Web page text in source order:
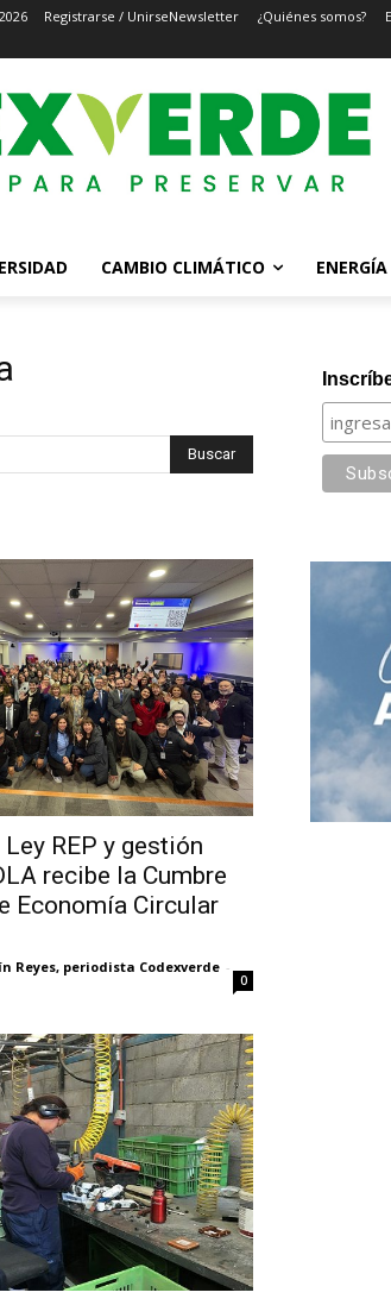
Registrarse / UnirseNewsletter ¿Quiénes somos?
CAMBIO CLIMÁTICO ENERGÍA
REP y gestión
recibe la Cumbre
Economía Circular
Reyes, periodista Codexverde -
0